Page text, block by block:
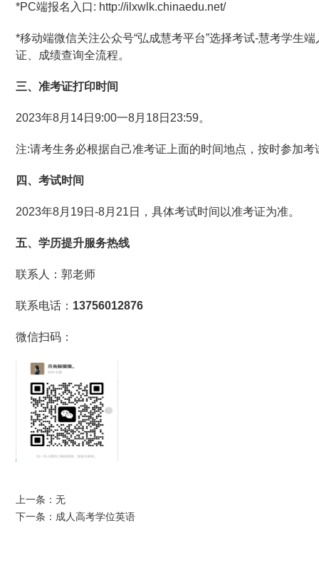
*PC端报名入口: http://ilxwlk.chinaedu.net/
*移动端微信关注公众号“弘成慧考平台”选择考试-慧考学生
证、成绩查询全流程。
三、 准考证打印时间
2023年8月14日9:00一8月18日23:59。
注:请考生务必根据自己准考证上面的时间地点，按时参加考
四、 考试时间
2023年8月19日-8月21日，具体考试时间以准考证为准。
五、学历提升服务热线
联系人：郭老师
联系电话： 13756012876
微信扫码：
上一条 ： 无
下一条 ： 成人高考学位英语